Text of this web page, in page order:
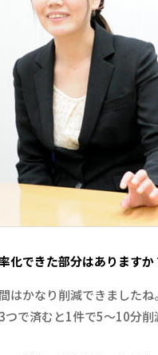
化できた部分はありますか
はかなり削減できました
で済むと1件で5～10分